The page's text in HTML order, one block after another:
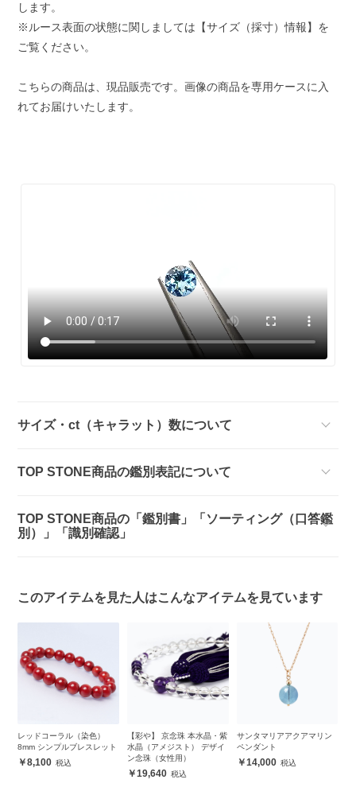
します。
※ルース表面の状態に関しましては【サイズ（採寸）情報】を
ご覧ください。
こちらの商品は、現品販売です。画像の商品を専用ケースに入
れてお届けいたします。
サイズ・ct（キャラット）数について
TOP STONE商品の鑑別表記について
TOP STONE商品の「鑑別書」「ソーティング（口答鑑
別）」「識別確認」
このアイテムを見た人はこんなアイテムを見ています
レッドコーラル（染色）
8mm シンプルブレスレット
8,100
【彩や】 京念珠 本水晶・紫
水晶（アメジスト） デザイ
ン念珠（女性用）
19,640
サンタマリアアクアマリン
ペンダント
14,000